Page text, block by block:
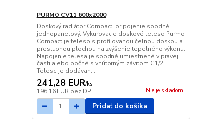
PURMO CV11 600x2000
Doskový radiátor Compact, pripojenie spodné,
jednopanelový. Vykurovacie doskové teleso Purmo
Compact je teleso s profilovanou čelnou doskou a
prestupnou plochou na zvýšenie tepelného výkonu.
Napojenie telesa je spodné umiestnené v pravej
časti alebo bočné s vnútorným závitom G1/2“.
Teleso je dodávan...
241,28 EUR/ks
196,16 EUR bez DPH Nie je skladom
Pridať do košíka